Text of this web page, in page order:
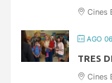
Cines
AGO
TRES
Cines